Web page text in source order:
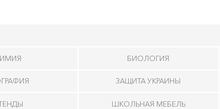
БИОЛОГИЯ
ЗАЩИТА УКРАИНЫ
ШКОЛЬНАЯ МЕБЕЛЬ